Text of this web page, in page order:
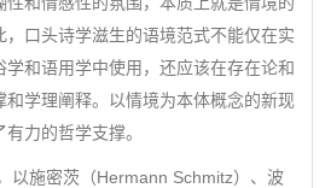
，口头诗学滋生的语境范式不能仅在实
学和语用学中使用，还应该在存在论和
和学理阐释。以情境为本体概念的新现
力的哲学支撑。
施密茨（Hermann Schmitz）、波